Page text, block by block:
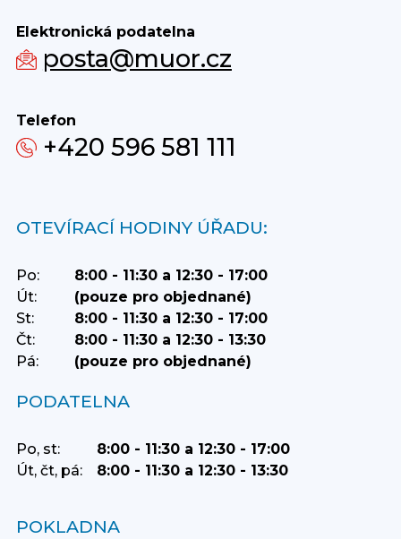
Elektronická podatelna
posta@muor.cz
Telefon
+420 596 581 111
OTEVÍRACÍ HODINY ÚŘADU:
Po:
8:00 - 11:30 a 12:30 - 17:00
Út:
(pouze pro objednané)
St:
8:00 - 11:30 a 12:30 - 17:00
Čt:
8:00 - 11:30 a 12:30 - 13:30
Pá:
(pouze pro objednané)
PODATELNA
Po, st:
8:00 - 11:30 a 12:30 - 17:00
Út, čt, pá:
8:00 - 11:30 a 12:30 - 13:30
POKLADNA